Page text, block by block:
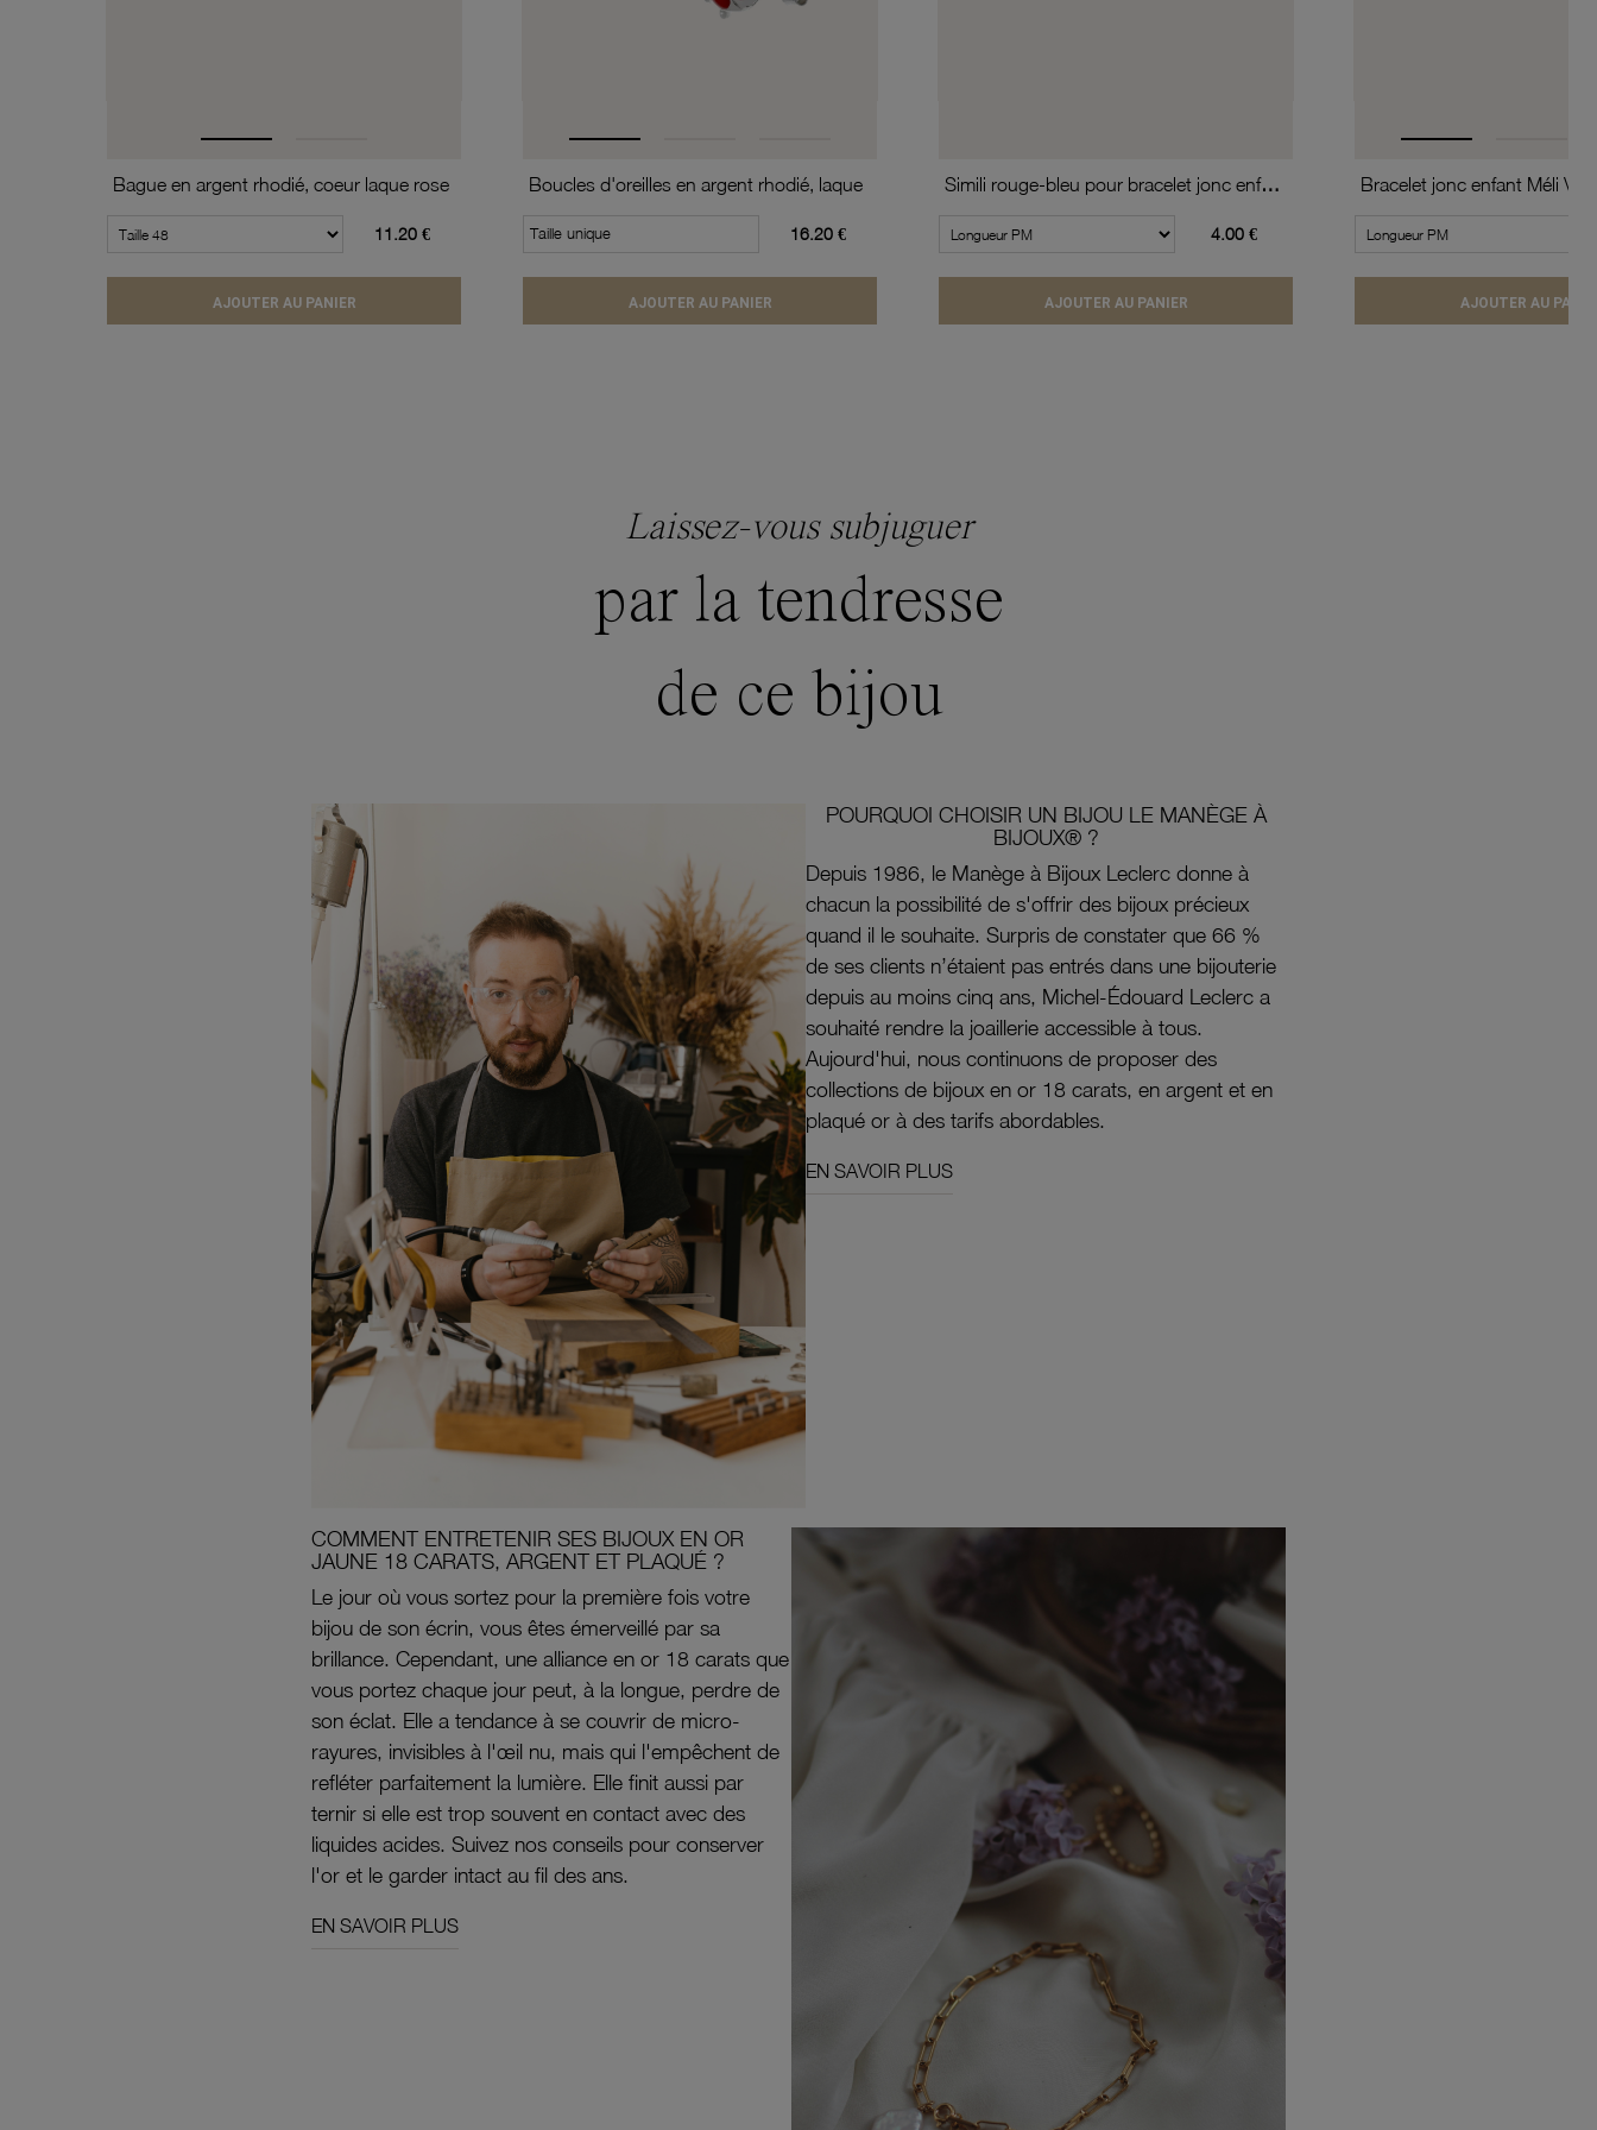
Bague en argent rhodié, coeur laque rose
11.20 €
AJOUTER AU PANIER
Boucles d'oreilles en argent rhodié, laque
Taille unique 16.20 €
AJOUTER AU PANIER
Simili rouge-bleu pour bracelet jonc enfant Méli Versa, 10mm
4.00 €
AJOUTER AU PANIER AJOUTER AU
Laissez-vous subjuguer
par la tendresse
de ce bijou
POURQUOI CHOISIR UN BIJOU LE MANÈGE À
BIJOUX® ?
Depuis 1986, le Manège à Bijoux Leclerc donne à
chacun la possibilité de s'offrir des bijoux précieux
quand il le souhaite. Surpris de constater que 66 %
de ses clients n’étaient pas entrés dans une bijouterie
depuis au moins cinq ans, Michel-Édouard Leclerc a
souhaité rendre la joaillerie accessible à tous.
Aujourd'hui, nous continuons de proposer des
collections de bijoux en or 18 carats, en argent et en
plaqué or à des tarifs abordables.
EN SAVOIR PLUS
COMMENT ENTRETENIR SES BIJOUX EN OR
JAUNE 18 CARATS, ARGENT ET PLAQUÉ ?
Le jour où vous sortez pour la première fois votre
bijou de son écrin, vous êtes émerveillé par sa
brillance. Cependant, une alliance en or 18 carats que
vous portez chaque jour peut, à la longue, perdre de
son éclat. Elle a tendance à se couvrir de micro-
rayures, invisibles à l'œil nu, mais qui l'empêchent de
refléter parfaitement la lumière. Elle finit aussi par
ternir si elle est trop souvent en contact avec des
liquides acides. Suivez nos conseils pour conserver
l'or et le garder intact au fil des ans.
EN SAVOIR PLUS